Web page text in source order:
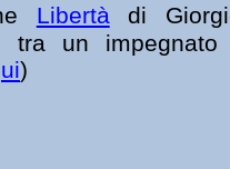
Libertàdi
tra un
)